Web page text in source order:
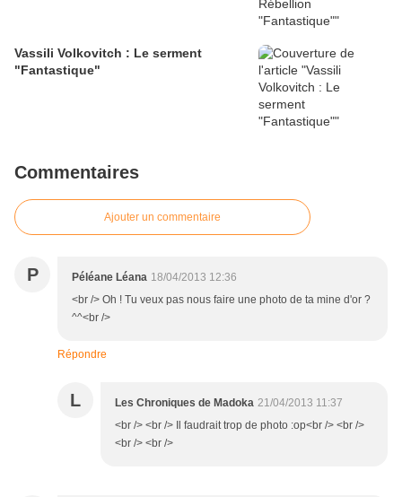
Vassili Volkovitch : Le serment
"Fantastique"
Commentaires
Ajouter un commentaire
P Péléane Léana 18/04/2013 12:36
<br /> Oh ! Tu veux pas nous faire une photo de ta mine d'or ?
^^<br />
Répondre
L Les Chroniques de Madoka 21/04/2013 11:37
<br /> <br /> Il faudrait trop de photo :op<br /> <br />
<br /> <br />